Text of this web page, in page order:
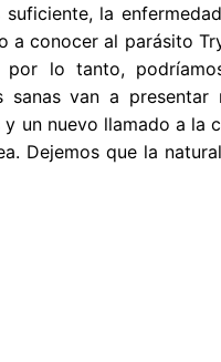
la
conocer al parásito
lo tanto,
sanas van a
un nuevo llamado a la
Dejemos que la